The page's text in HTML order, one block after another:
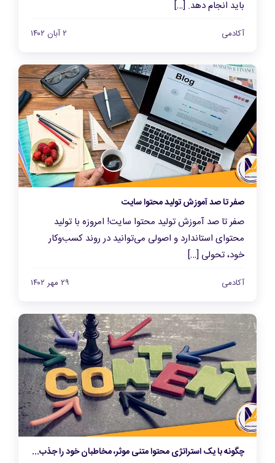
باید انجام دهد. […]
آکادمی ۲ آبان ۱۴۰۲
صفر تا صد آموزش تولید محتوا سایت
صفر تا صد آموزش تولید محتوا سایت! امروزه با تولید
محتوای استاندارد و اصولی می‌توانید در روند کسب‌وکار
خود، تحولی […]
آکادمی ۲۹ مهر ۱۴۰۲
چگونه با یک استراتژی محتوا متنی موثر، مخاطبان خود را جذب کنید؟